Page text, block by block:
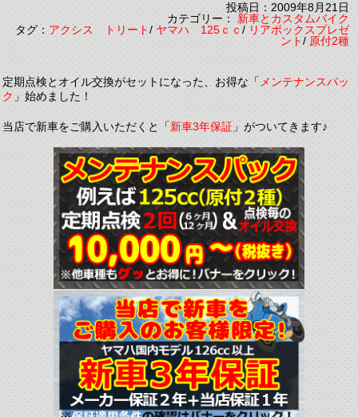
投稿日：2009年8月21日
カテゴリー：新車とカスタムバイク
タグ：アクシス トリート/ヤマハ 125ｃｃ/リアボックスプレゼ
ント/原付2種
定期点検とオイル交換がセットになった、お得な「メンテナンスパッ
ク」始めました！
当店で新車をご購入いただくと「新車3年保証」がついてきます♪